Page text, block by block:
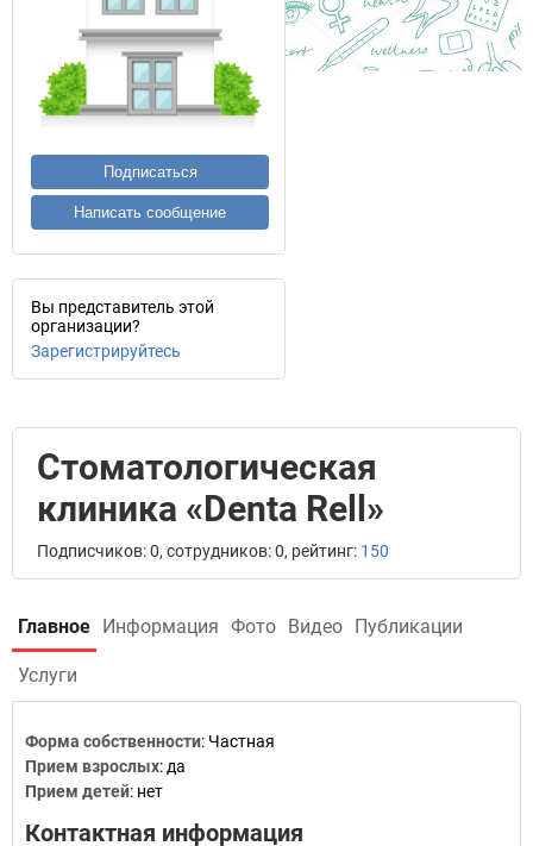
Подписаться
Написать сообщение
Вы представитель этой
организации?
Зарегистрируйтесь
Стоматологическая
клиника «Denta Rell»
Подписчиков: 0, сотрудников: 0, рейтинг: 150
Главное Информация Фото Видео Публикации
Услуги
Форма собственности: Частная
Прием взрослых: да
Прием детей: нет
Контактная информация